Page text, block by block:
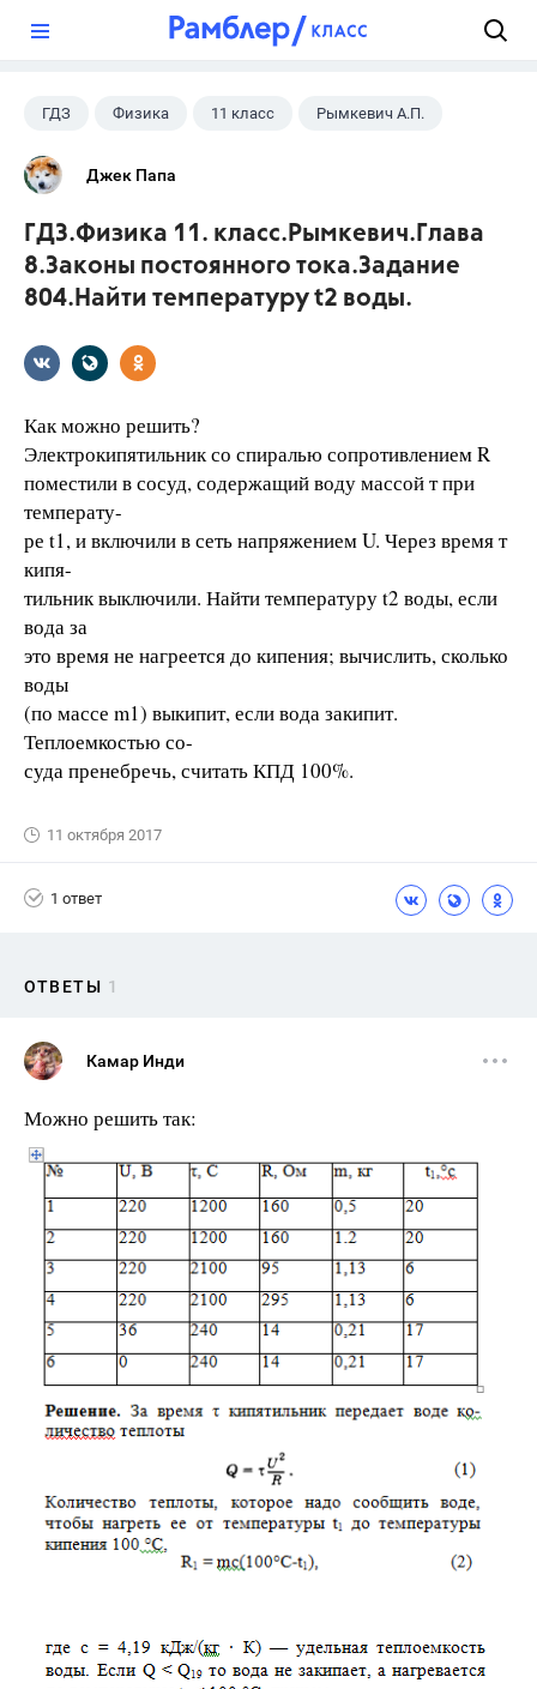
ГДЗ Физика 11 класс Рымкевич А.П.
Джек Папа
ГДЗ.Физика 11. класс.Рымкевич.Глава
8.Законы постоянного тока.Задание
804.Найти температуру t2 воды.
Как можно решить?
Электрокипятильник со спиралью сопротивлением R
поместили в сосуд, содержащий воду массой т при
температу-
ре t1, и включили в сеть напряжением U. Через время т
кипя-
тильник выключили. Найти температуру t2 воды, если
вода за
это время не нагреется до кипения; вычислить, сколько
воды
(по массе m1) выкипит, если вода закипит.
Теплоемкостью со-
суда пренебречь, считать КПД 100%.
11 октября 2017
1 ответ
ОТВЕТЫ 1
Камар Инди
Можно решить так: